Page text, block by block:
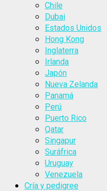
Chile
Dubai
Estados Unidos
Hong Kong
Inglaterra
Irlanda
Japón
Nueva Zelanda
Panamá
Perú
Puerto Rico
Qatar
Singapur
Suráfrica
Uruguay
Venezuela
Cría y pedigree